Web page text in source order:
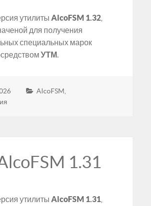
утилитыAlcoFSM 1.32
для получения
специальных марок
УТМ.
AlcoFSM
1.31
утилитыAlcoFSM 1.31